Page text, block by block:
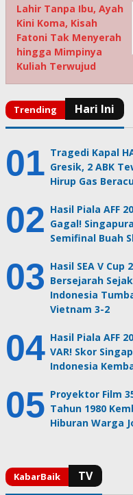
Lahir Tanpa Ibu, Ayah
Kini Koma, Kisah
Fatoni Tak Menyerah
hingga Mimpinya
Kuliah Terwujud
Tragedi Kapal
Gresik, 2 ABK
Hirup Gas
Hasil Piala AFF
Gagal!
Semifinal Buah
Hasil SEA V Cup
Bersejarah
Indonesia
Vietnam 3-2
Hasil Piala AFF
VAR! Skor
Indonesia
Proyektor Film
Tahun 1980
Hiburan Warga